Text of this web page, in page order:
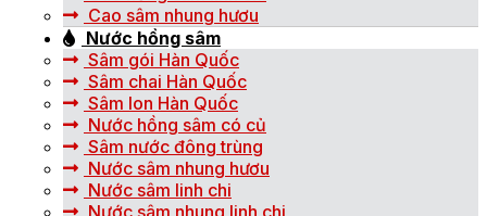
Cao sâm nhung hươu
Nước hồng sâm
Sâm gói Hàn Quốc
Sâm chai Hàn Quốc
Sâm lon Hàn Quốc
Nước hồng sâm có củ
Sâm nước đông trùng
Nước sâm nhung hươu
Nước sâm linh chi